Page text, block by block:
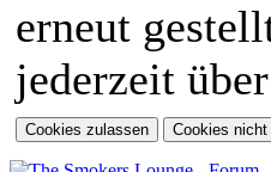
erneut
jederzeit